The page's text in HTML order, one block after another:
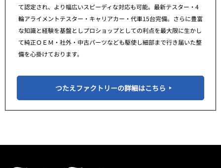
て認定され、より幅広いスピーディな対応も可能。最新テスター・4
輪アライメントテスター・キャリアカー・代車15台完備。さらに豊富
な知識と経験を基盤としプロショップとしての利点を最大限に生かし
て純正ＯＥＭ・社外・中古パーツなども駆使し細部まで行き届いた整
備を心掛けております。
つたえファクトリーの詳細はこちら